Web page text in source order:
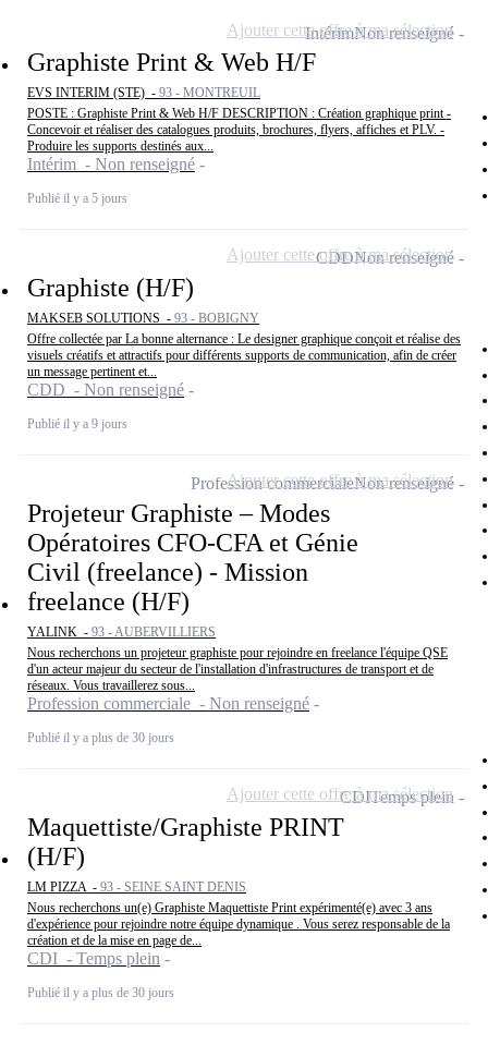
Graphiste Print & Web H/F
EVS INTERIM (STE) - 93 - MONTREUIL
POSTE : Graphiste Print & Web H/F DESCRIPTION : Création graphique print -
Concevoir et réaliser des catalogues produits, brochures, flyers, affiches et PLV. -
Produire les supports destinés aux...
Intérim - Non renseigné
Publié il y a 5 jours
IntérimNon renseigné
Ajouter cette offre à ma sélection
Graphiste (H/F)
MAKSEB SOLUTIONS - 93 - BOBIGNY
Offre collectée par La bonne alternance : Le designer graphique conçoit et réalise des
visuels créatifs et attractifs pour différents supports de communication, afin de créer
un message pertinent et...
CDD - Non renseigné
Publié il y a 9 jours
CDDNon renseigné
Ajouter cette offre à ma sélection
Projeteur Graphiste – Modes
Opératoires CFO-CFA et Génie
Civil (freelance) - Mission
freelance (H/F)
YALINK - 93 - AUBERVILLIERS
Nous recherchons un projeteur graphiste pour rejoindre en freelance l'équipe QSE
d'un acteur majeur du secteur de l'installation d'infrastructures de transport et de
réseaux. Vous travaillerez sous...
Profession commerciale - Non renseigné
Publié il y a plus de 30 jours
Profession commercialeNon renseigné
Ajouter cette offre à ma sélection
Maquettiste/Graphiste PRINT
(H/F)
LM PIZZA - 93 - SEINE SAINT DENIS
Nous recherchons un(e) Graphiste Maquettiste Print expérimenté(e) avec 3 ans
d'expérience pour rejoindre notre équipe dynamique . Vous serez responsable de la
création et de la mise en page de...
CDI - Temps plein
Publié il y a plus de 30 jours
CDITemps plein
Ajouter cette offre à ma sélection